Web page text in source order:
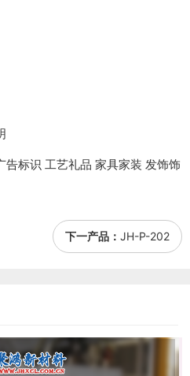
告标识 工艺礼品 家具家装 发饰饰
下一产品： JH-P-202